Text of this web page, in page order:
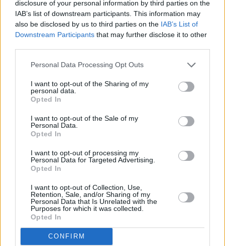
disclosure of your personal information by third parties on the
IAB’s list of downstream participants. This information may
also be disclosed by us to third parties on the IAB’s List of
Downstream Participants that may further disclose it to other
Personal Data Processing Opt Outs
I want to opt-out of the Sharing of my
personal data.
Opted In
I want to opt-out of the Sale of my
Personal Data.
Opted In
I want to opt-out of processing my
Personal Data for Targeted Advertising.
Opted In
I want to opt-out of Collection, Use,
Retention, Sale, and/or Sharing of my
Personal Data that Is Unrelated with the
Purposes for which it was collected.
Opted In
CONFIRM
Business
Επιτροπή Ανταγωνισμού: Πρόστιμο €950.000
στην VF HELLAS (Vans, Eastpak, The North
Face) για περιορισμούς στο online εμπόριο